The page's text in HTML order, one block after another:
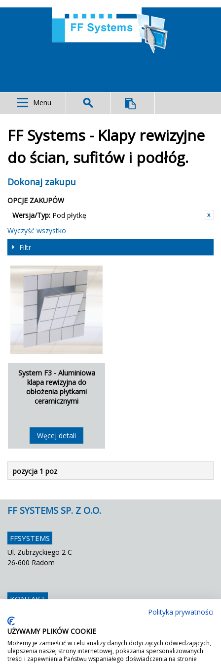
Menu
FF Systems - Klapy rewizyjne
do ścian, sufitów i podłóg.
Dokonaj zakupu
OPCJE ZAKUPÓW
Wersja/Typ: Pod płytkę
Wyczyść wszystko
Filtr
System F3 - Aluminiowa
klapa rewizyjna do
obłożenia płytkami
ceramicznymi
Węcej detali
pozycja 1 poz
FF SYSTEMS SP. Z O.O.
FFSYSTEMS
Ul. Zubrzyckiego 2 C
26-600 Radom
KONTAKT
Fax
E mail
info@ffsystems.pl
Polityka prywatności
UŻYWAMY PLIKÓW COOKIE
Możemy je zamieścić w celu analizy danych dotyczących odwiedzających,
ulepszenia naszej strony internetowej, pokazania spersonalizowanych
treści i zapewnienia Państwu wspaniałego doświadczenia na stronie